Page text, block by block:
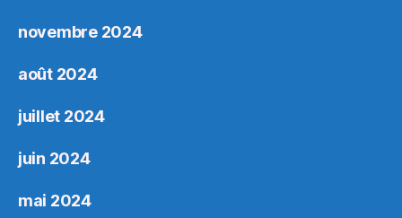
novembre 2024
août 2024
juillet 2024
juin 2024
mai 2024